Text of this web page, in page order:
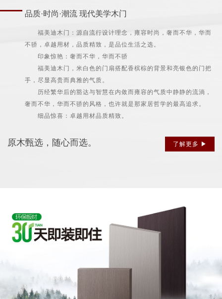
品质·时尚·潮流 现代美学木门
福美迪木门：源自流行设计理念，雍容时尚，奢而不华，华而
不骄，卓越用材，品质精致，是品位生活之选。
印象惊艳：奢而不华，华而不骄
福美迪木门，米白色的门扇搭配香槟棕的背景和亮银色的门把
手，尽显高贵而典雅的气质。
历经繁华后的豁达与智慧在内敛而雍容的气质中静静的流淌，
奢而不华，华而不骄的风格，也许就是那家居哲学的最高追求。
细品惊喜：卓越用材品质精致。
了解更多 ▶
原木甄选，随心而选。